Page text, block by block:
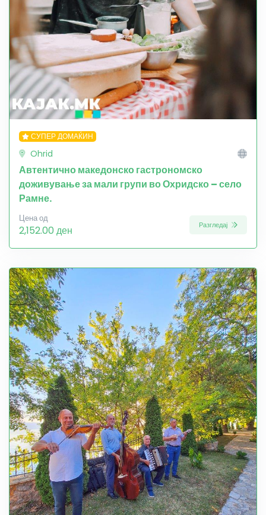
СУПЕР ДОМАЌИН
Ohrid
Автентично македонско гастрономско
доживување за мали групи во Охридско – село
Рамне.
Цена од
2,152.00 ден Разгледај